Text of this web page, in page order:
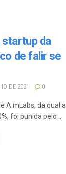
startup da
de falir se
DE 2021 0
A mLabs, da qual a
foi punida pelo ...